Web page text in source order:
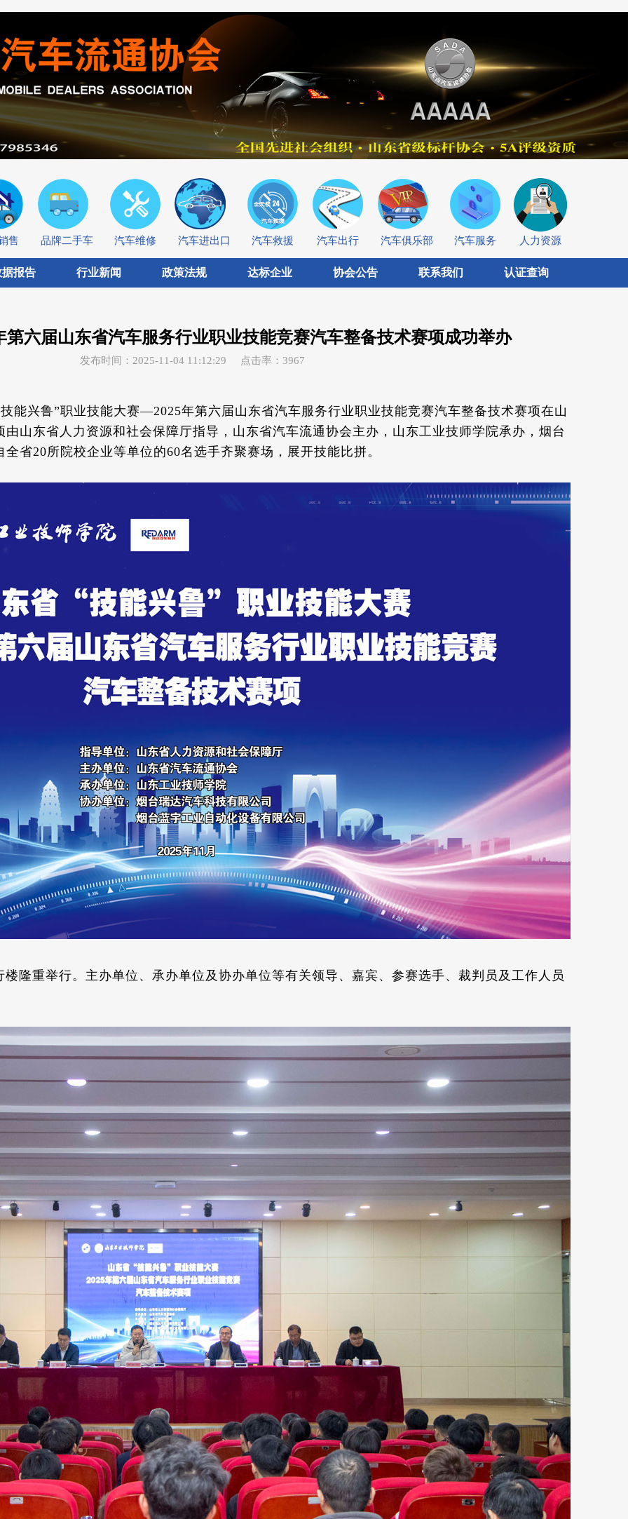
售 品牌二手车 汽车维修 汽车进出口 汽车救援 汽车出行 汽车俱乐部 汽车服务 人力资源
据报告 行业新闻 政策法规 达标企业 协会公告 联系我们 认证查询
第六届山东省汽车服务行业职业技能竞赛汽车整备技术赛项成功举办
发布时间：2025-11-04 11:12:29 点击率：3967
鲁”职业技能大赛—2025年第六届山东省汽车服务行业职业技能竞赛汽车整备技术赛项在山
山东省人力资源和社会保障厅指导，山东省汽车流通协会主办，山东工业技师学院承办，烟台
省20所院校企业等单位的60名选手齐聚赛场，展开技能比拼。
隆重举行。主办单位、承办单位及协办单位等有关领导、嘉宾、参赛选手、裁判员及工作人员